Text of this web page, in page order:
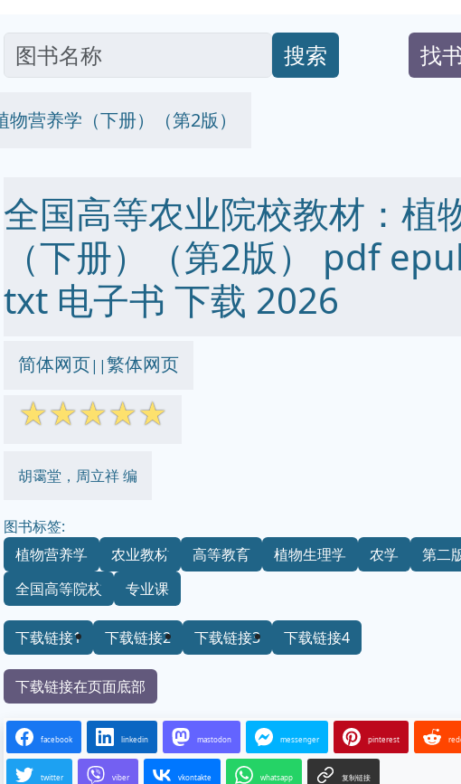
搜索 找
营养学（下册）（第2版）
全国高等农业院校教材：植
（下册）（第2版） pdf
txt 电子书 下载 2026
简体网页||繁体网页
☆☆☆☆☆
胡霭堂，周立祥 编
图书标签:
植物营养学
农业教材 高等教育 植物生理学 农学 第二
全国高等院校
专业课
下载链接1 下载链接2 下载链接3 下载链接4
下载链接在页面底部
facebook linkedin mastodon messenger pinterest
twitter viber vkontakte whatsapp 复制链接